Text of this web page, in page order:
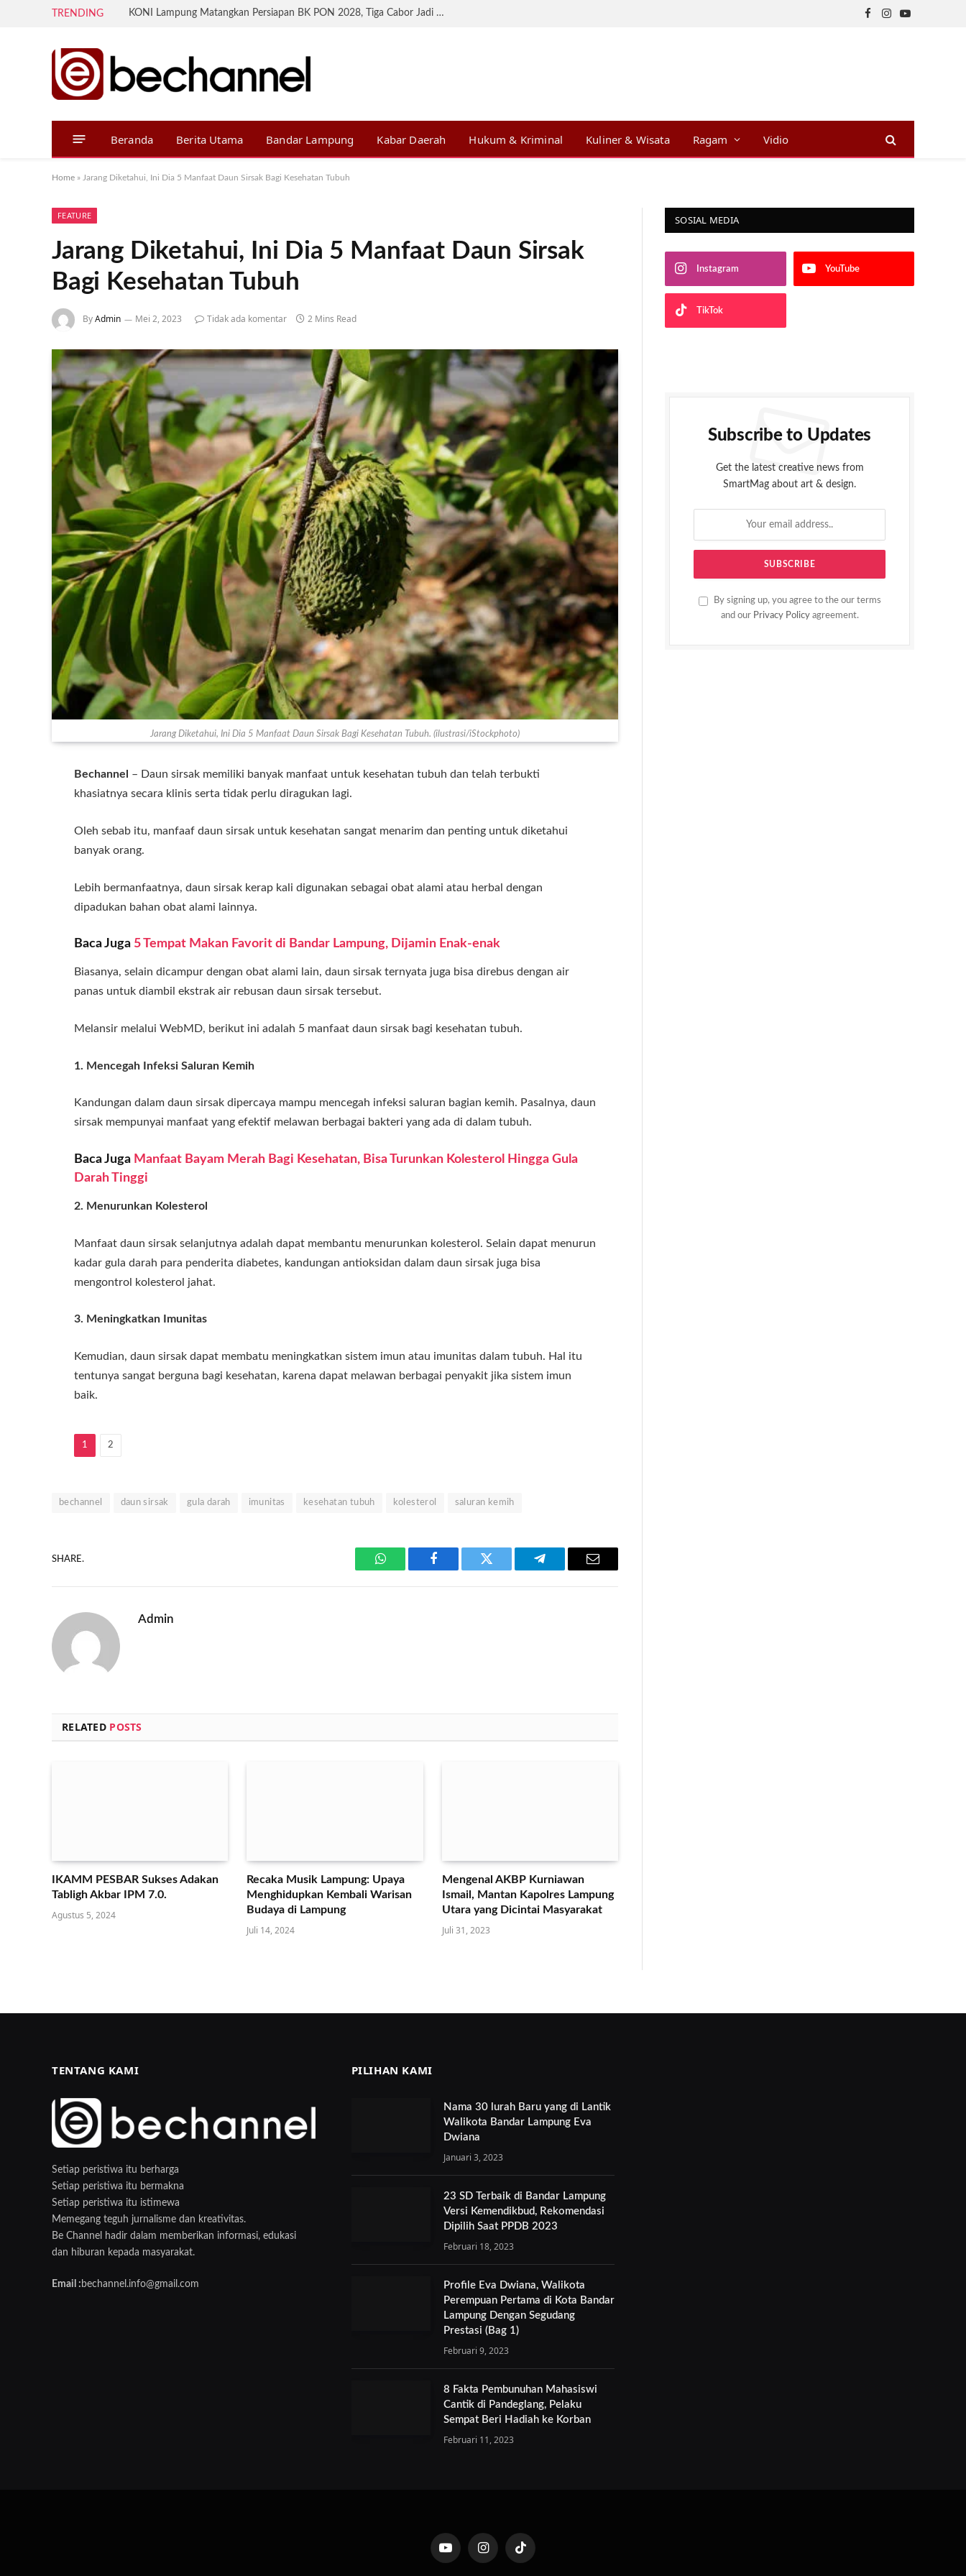
TRENDING KONI Lampung Matangkan Persiapan BK PON 2028, Tiga Cabor Jadi Prioritas
Facebook
Instagram
YouTube
Beranda Berita Utama Bandar Lampung Kabar Daerah Hukum & Kriminal Kuliner & Wisata Ragam Vidio
Home » Jarang Diketahui, Ini Dia 5 Manfaat Daun Sirsak Bagi Kesehatan Tubuh
FEATURE
Jarang Diketahui, Ini Dia 5 Manfaat Daun Sirsak
Bagi Kesehatan Tubuh
ByAdmin Mei 2, 2023 Tidak ada komentar 2 Mins Read
Jarang Diketahui, Ini Dia 5 Manfaat Daun Sirsak Bagi Kesehatan Tubuh. (ilustrasi/iStockphoto)
Bechannel
– Daun sirsak memiliki banyak manfaat untuk kesehatan tubuh dan telah terbukti
khasiatnya secara klinis serta tidak perlu diragukan lagi.
Oleh sebab itu, manfaaf daun sirsak untuk kesehatan sangat menarim dan penting untuk diketahui
banyak orang.
Lebih bermanfaatnya, daun sirsak kerap kali digunakan sebagai obat alami atau herbal dengan
dipadukan bahan obat alami lainnya.
Baca Juga 5 Tempat Makan Favorit di Bandar Lampung, Dijamin Enak-enak
Biasanya, selain dicampur dengan obat alami lain, daun sirsak ternyata juga bisa direbus dengan air
panas untuk diambil ekstrak air rebusan daun sirsak tersebut.
Melansir melalui WebMD, berikut ini adalah 5 manfaat daun sirsak bagi kesehatan tubuh.
1. Mencegah Infeksi Saluran Kemih
Kandungan dalam daun sirsak dipercaya mampu mencegah infeksi saluran bagian kemih. Pasalnya, daun
sirsak mempunyai manfaat yang efektif melawan berbagai bakteri yang ada di dalam tubuh.
Baca Juga Manfaat Bayam Merah Bagi Kesehatan, Bisa Turunkan Kolesterol Hingga Gula
Darah Tinggi
2. Menurunkan Kolesterol
Manfaat daun sirsak selanjutnya adalah dapat membantu menurunkan kolesterol. Selain dapat menurun
kadar gula darah para penderita diabetes, kandungan antioksidan dalam daun sirsak juga bisa
mengontrol kolesterol jahat.
3. Meningkatkan Imunitas
Kemudian, daun sirsak dapat membatu meningkatkan sistem imun atau imunitas dalam tubuh. Hal itu
tentunya sangat berguna bagi kesehatan, karena dapat melawan berbagai penyakit jika sistem imun
baik.
1 2
bechannel daun sirsak gula darah imunitas kesehatan tubuh kolesterol saluran kemih
SHARE.
WhatsAppFacebook Twitter Telegram Email
Admin
RELATED POSTS
IKAMM PESBAR Sukses Adakan
Tabligh Akbar IPM 7.0.
Agustus 5, 2024
Recaka Musik Lampung: Upaya
Menghidupkan Kembali Warisan
Budaya di Lampung
Juli 14, 2024
Mengenal AKBP Kurniawan
Ismail, Mantan Kapolres Lampung
Utara yang Dicintai Masyarakat
Juli 31, 2023
SOSIAL MEDIA
Instagram YouTube
TikTok
Subscribe to Updates
Get the latest creative news from
SmartMag about art & design.
By signing up, you agree to the our terms
and our Privacy Policyagreement.
TENTANG KAMI
Setiap peristiwa itu berharga
Setiap peristiwa itu bermakna
Setiap peristiwa itu istimewa
Memegang teguh jurnalisme dan kreativitas.
Be Channel hadir dalam memberikan informasi, edukasi
dan hiburan kepada masyarakat.
Email : bechannel.info@gmail.com
PILIHAN KAMI
Nama 30 lurah Baru yang di Lantik
Walikota Bandar Lampung Eva
Dwiana
Januari 3, 2023
23 SD Terbaik di Bandar Lampung
Versi Kemendikbud, Rekomendasi
Dipilih Saat PPDB 2023
Februari 18, 2023
Profile Eva Dwiana, Walikota
Perempuan Pertama di Kota Bandar
Lampung Dengan Segudang
Prestasi (Bag 1)
Februari 9, 2023
8 Fakta Pembunuhan Mahasiswi
Cantik di Pandeglang, Pelaku
Sempat Beri Hadiah ke Korban
Februari 11, 2023
YouTube InstagramTikTok